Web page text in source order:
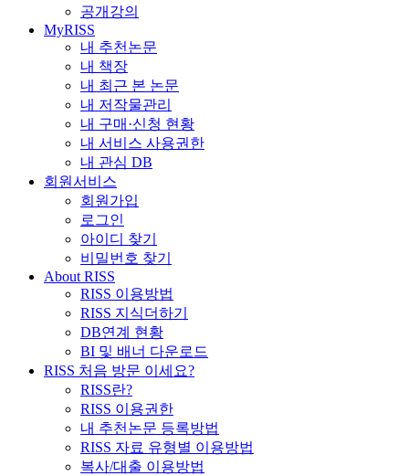
공개강의
MyRISS
내 추천논문
내 책장
내 최근 본 논문
내 저작물관리
내 구매·신청 현황
내 서비스 사용권한
내 관심 DB
회원서비스
회원가입
로그인
아이디 찾기
비밀번호 찾기
About RISS
RISS 이용방법
RISS 지식더하기
DB연계 현황
BI 및 배너 다운로드
RISS 처음 방문 이세요?
RISS란?
RISS 이용권한
내 추천논문 등록방법
RISS 자료 유형별 이용방법
복사/대출 이용방법